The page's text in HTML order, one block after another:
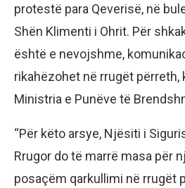
protestë para Qeverisë, në
Shën Klimenti i Ohrit. Për
është e nevojshme,
rikahëzohet në rrugët përreth,
Ministria e Punëve të
“Për këto arsye, Njësiti i
Rrugor do të marrë masa për
posaçëm qarkullimi në rrugët